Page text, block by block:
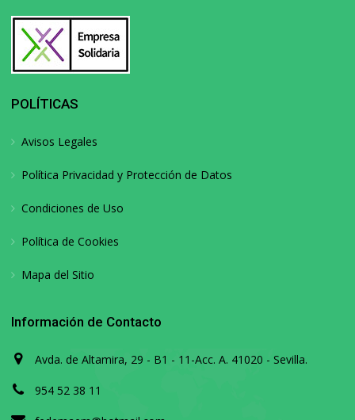
POLÍTICAS
Avisos Legales
Política Privacidad y Protección de Datos
Condiciones de Uso
Política de Cookies
Mapa del Sitio
Información de Contacto
Avda. de Altamira, 29 - B1 - 11-Acc. A. 41020 - Sevilla.
954 52 38 11